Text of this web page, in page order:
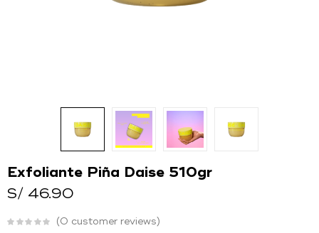
Exfoliante Piña Daise 510gr
S/ 46.90
0 customer reviews
Continuar conGoogle